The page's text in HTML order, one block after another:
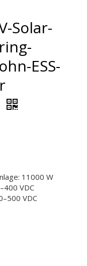
Solar-
ESS-
11000 W
VDC
VDC